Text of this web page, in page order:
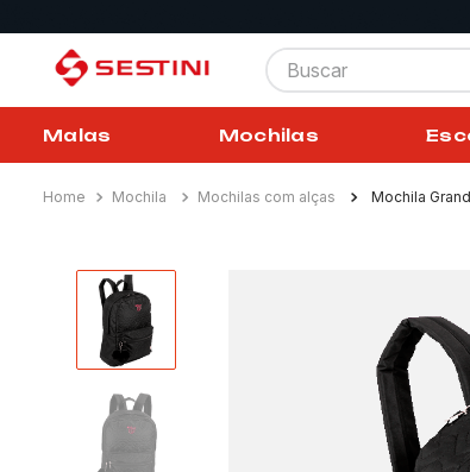
Buscar
Malas Mochilas
Mochila Mochilas com alças Mochila